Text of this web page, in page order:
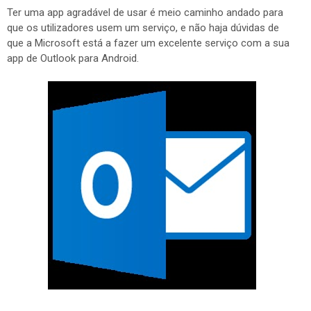
Ter uma app agradável de usar é meio caminho andado para
que os utilizadores usem um serviço, e não haja dúvidas de
que a Microsoft está a fazer um excelente serviço com a sua
app de Outlook para Android.